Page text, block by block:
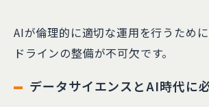
AIが倫理的に適切な運用を行うため
ドラインの整備が不可欠です。
データサイエンスとAI時代に